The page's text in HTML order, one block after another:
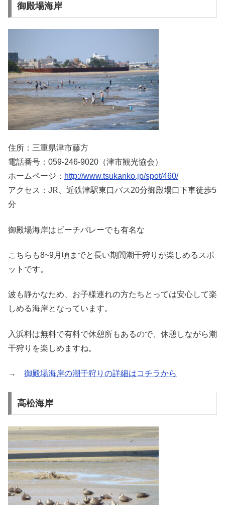
御殿場海岸
住所：三重県津市藤方
電話番号：059-246-9020（津市観光協会）
ホームページ： http://www.tsukanko.jp/spot/460/
アクセス：JR、近鉄津駅東口バス20分御殿場口下車徒歩5
分
御殿場海岸はビーチバレーでも有名な
こちらも8~9月頃までと長い期間潮干狩りが楽しめるスポ
ットです。
波も静かなため、お子様連れの方たちとっては安心して楽
しめる海岸となっています。
入浜料は無料で有料で休憩所もあるので、休憩しながら潮
干狩りを楽しめますね。
→ 御殿場海岸の潮干狩りの詳細はコチラから
高松海岸